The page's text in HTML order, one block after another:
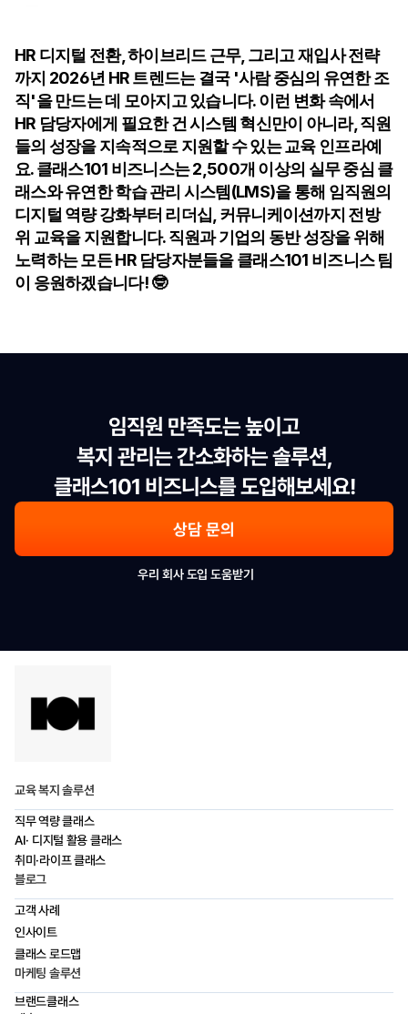
HR 디지털 전환, 하이브리드 근무, 그리고 재입사 전략
까지 2026년 HR 트렌드는 결국 '사람 중심의 유연한 조
직'을 만드는 데 모아지고 있습니다. 이런 변화 속에서
HR 담당자에게 필요한 건 시스템 혁신만이 아니라, 직원
들의 성장을 지속적으로 지원할 수 있는 교육 인프라예
요. 클래스101 비즈니스는 2,500개 이상의 실무 중심 클
래스와 유연한 학습 관리 시스템(LMS)을 통해 임직원의
디지털 역량 강화부터 리더십, 커뮤니케이션까지 전방
위 교육을 지원합니다. 직원과 기업의 동반 성장을 위해
노력하는 모든 HR 담당자분들을 클래스101 비즈니스 팀
이 응원하겠습니다! 🤓
임직원 만족도는 높이고
복지 관리는 간소화하는 솔루션,
클래스101 비즈니스를 도입해보세요!
상담 문의
우리 회사 도입 도움받기
교육 복지 솔루션
직무 역량 클래스
AI· 디지털 활용 클래스
취미·라이프 클래스
블로그
고객 사례
인사이트
클래스 로드맵
마케팅 솔루션
브랜드클래스